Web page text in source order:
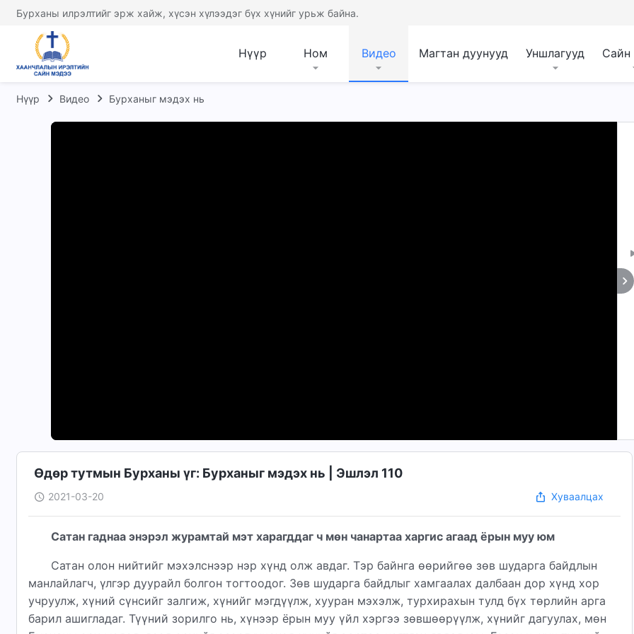
Бурханы илрэлтийг эрж хайж, хүсэн хүлээдэг бүх хүнийг урьж байна.
Нүүр Ном Видео Магтан дуунууд Уншлагууд Сайн
Нүүр Видео Бурханыг мэдэх нь
Өдөр тутмын Бурханы үг: Бурханыг мэдэх нь | Эшлэл 110
2021-03-20 Хуваалцах
Сатан гаднаа энэрэл журамтай мэт харагддаг ч мөн чанартаа харгис агаад ёрын муу юм
Сатан олон нийтийг мэхэлснээр нэр хүнд олж авдаг. Тэр байнга өөрийгөө зөв шударга байдлын
манлайлагч, үлгэр дуурайл болгон тогтоодог. Зөв шударга байдлыг хамгаалах далбаан дор хүнд хор
учруулж, хүний сүнсийг залгиж, хүнийг мэгдүүлж, хууран мэхэлж, турхирахын тулд бүх төрлийн арга
барил ашигладаг. Түүний зорилго нь, хүнээр ёрын муу үйл хэргээ зөвшөөрүүлж, хүнийг дагуулах, мөн